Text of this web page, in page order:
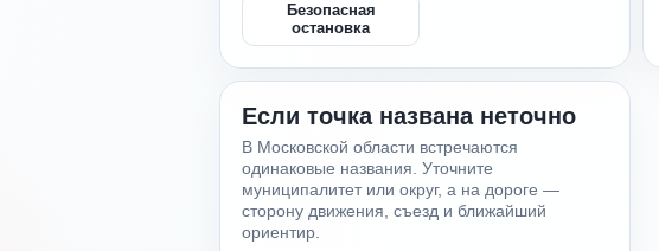
Безопасная
остановка
Если точка названа неточно
В Московской области встречаются
одинаковые названия. Уточните
муниципалитет или округ, а на дороге —
сторону движения, съезд и ближайший
ориентир.